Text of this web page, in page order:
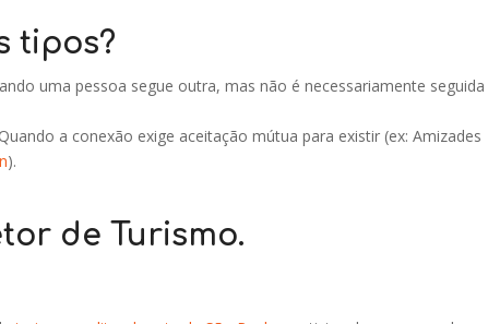
tipos?
uma pessoa segue outra, mas não é necessariamente seguida
a conexão exige aceitação mútua para existir (ex: Amizades
).
de Turismo.